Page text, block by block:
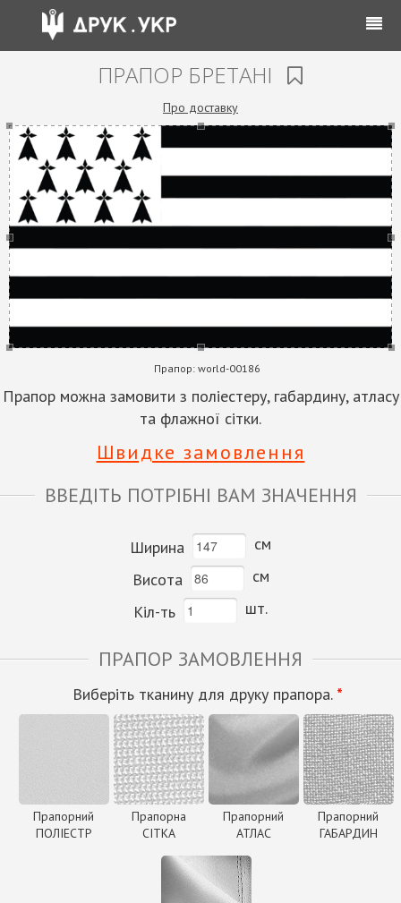
ПРАПОР БРЕТАНІ
Про доставку
Прапор: world-00186
Прапор можна замовити з поліестеру, габардину, атласу
та флажної сітки.
Швидке замовлення
ВВЕДІТЬ ПОТРІБНІ ВАМ ЗНАЧЕННЯ
Ширина
см
Висота
см
Кіл-ть
шт.
ПРАПОР ЗАМОВЛЕННЯ
Виберіть тканину для друку прапора. *
Прапорний
ПОЛІЕСТР
Прапорна
СІТКА
Прапорний
АТЛАС
Прапорний
ГАБАРДИН